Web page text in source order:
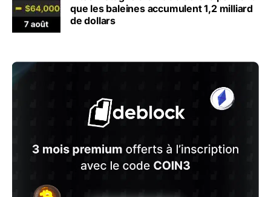
que les baleines accumulent 1,2 milliard
de dollars